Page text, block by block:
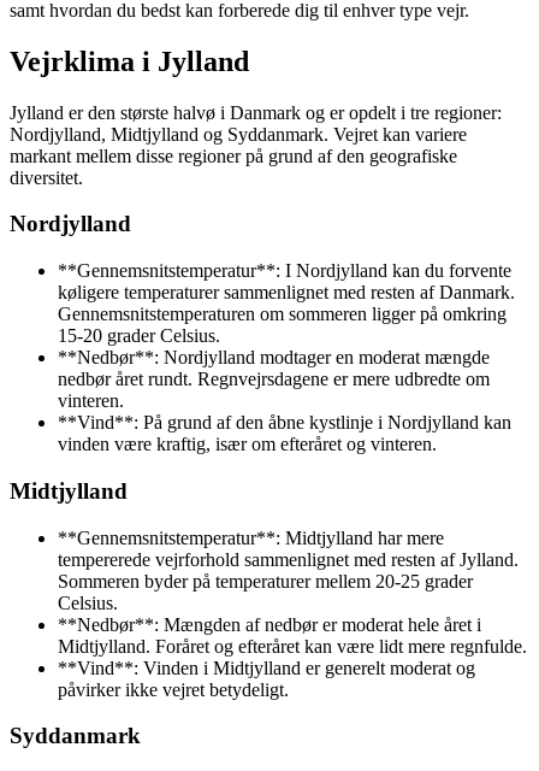
samt hvordan du bedst kan forberede dig til enhver type vejr.
Vejrklima i Jylland
Jylland er den største halvø i Danmark og er opdelt i tre regioner:
Nordjylland, Midtjylland og Syddanmark. Vejret kan variere
markant mellem disse regioner på grund af den geografiske
diversitet.
Nordjylland
**Gennemsnitstemperatur**: I Nordjylland kan du forvente
køligere temperaturer sammenlignet med resten af Danmark.
Gennemsnitstemperaturen om sommeren ligger på omkring
15-20 grader Celsius.
**Nedbør**: Nordjylland modtager en moderat mængde
nedbør året rundt. Regnvejrsdagene er mere udbredte om
vinteren.
**Vind**: På grund af den åbne kystlinje i Nordjylland kan
vinden være kraftig, især om efteråret og vinteren.
Midtjylland
**Gennemsnitstemperatur**: Midtjylland har mere
tempererede vejrforhold sammenlignet med resten af Jylland.
Sommeren byder på temperaturer mellem 20-25 grader
Celsius.
**Nedbør**: Mængden af nedbør er moderat hele året i
Midtjylland. Foråret og efteråret kan være lidt mere regnfulde.
**Vind**: Vinden i Midtjylland er generelt moderat og
påvirker ikke vejret betydeligt.
Syddanmark